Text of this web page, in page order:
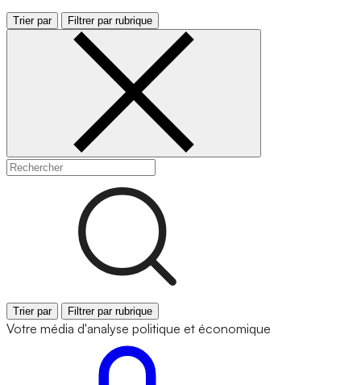
Trier par Filtrer par rubrique
Trier par Filtrer par rubrique
Votre média d'analyse politique et économique